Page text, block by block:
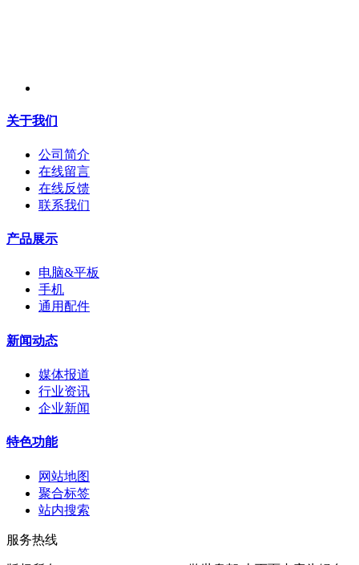
关于我们
公司简介
在线留言
在线反馈
联系我们
产品展示
电脑&平板
手机
通用配件
新闻动态
媒体报道
行业资讯
企业新闻
特色功能
网站地图
聚合标签
站内搜索
服务热线